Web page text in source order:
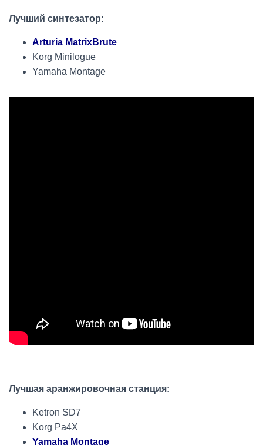
Лучший синтезатор:
Arturia MatrixBrute
Korg Minilogue
Yamaha Montage
Лучшая аранжировочная станция:
Ketron SD7
Korg Pa4X
Yamaha Montage